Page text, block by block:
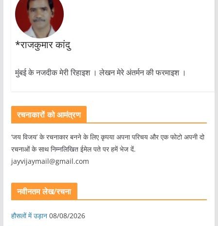
*राजकुमार कांदु
मुंबई के नजदीक मेरी रिहाइश । लेखन मेरे अंतर्मन की फरमाइश ।
रचनाकारों को आमंत्रण
‘जय विजय’ के रचनाकार बनने के लिए कृपया अपना परिचय और एक फोटो अपनी दो
रचनाओं के साथ निम्नलिखित ईमेल पते पर हमें भेज दें.
jayvijaymail@gmail.com
नवीनतम लेख/रचना
हौसलों में उड़ान 08/08/2026